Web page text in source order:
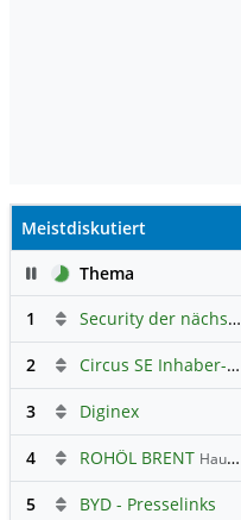
Meistdiskutiert
PauseThema
1
Security der nächsten Generation
2 Circus SE Inhaber-Akt
3 Diginex
4 ROHÖL BRENT Hauptdiskussion
5 BYD - Presselinks